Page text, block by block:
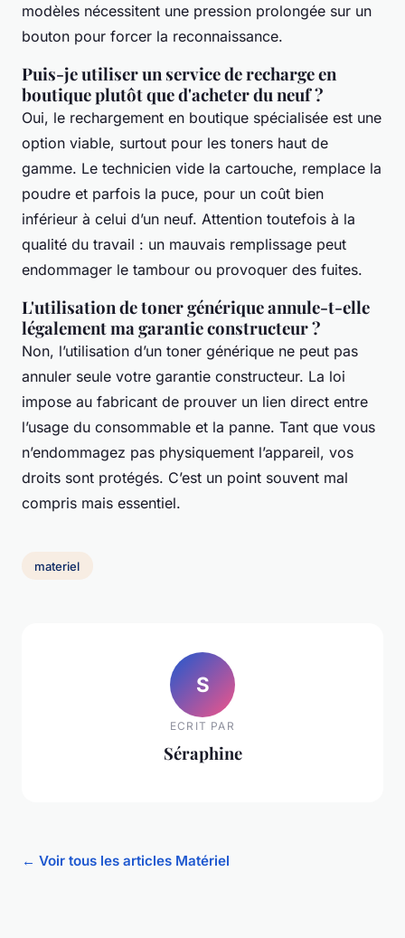
modèles nécessitent une pression prolongée sur un
bouton pour forcer la reconnaissance.
Puis-je utiliser un service de recharge en
boutique plutôt que d'acheter du neuf ?
Oui, le rechargement en boutique spécialisée est une
option viable, surtout pour les toners haut de
gamme. Le technicien vide la cartouche, remplace la
poudre et parfois la puce, pour un coût bien
inférieur à celui d’un neuf. Attention toutefois à la
qualité du travail : un mauvais remplissage peut
endommager le tambour ou provoquer des fuites.
L'utilisation de toner générique annule-t-elle
légalement ma garantie constructeur ?
Non, l’utilisation d’un toner générique ne peut pas
annuler seule votre garantie constructeur. La loi
impose au fabricant de prouver un lien direct entre
l’usage du consommable et la panne. Tant que vous
n’endommagez pas physiquement l’appareil, vos
droits sont protégés. C’est un point souvent mal
compris mais essentiel.
materiel
S
ECRIT PAR
Séraphine
← Voir tous les articles Matériel